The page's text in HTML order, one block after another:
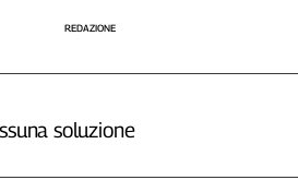
REDAZIONE
soluzione